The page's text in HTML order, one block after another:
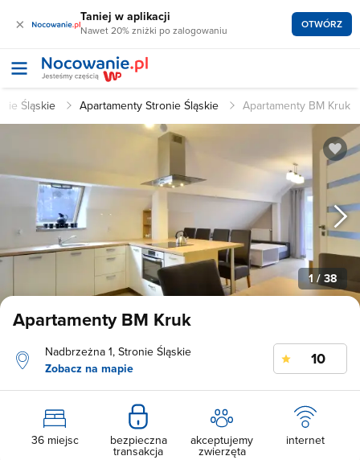
× Taniej w aplikacji
Nawet 20% zniżki po zalogowaniu OTWÓRZ
Śląskie Apartamenty Stronie Śląskie Apartamenty BM Kruk
1 / 38
Apartamenty BM Kruk
Nadbrzeżna 1, Stronie Śląskie
Zobacz na mapie
10
36 miejsc bezpieczna
transakcja
akceptujemy
zwierzęta
internet